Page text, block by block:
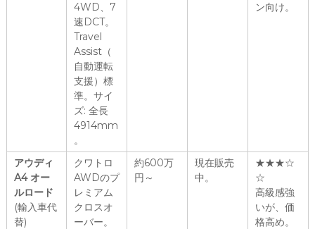
4WD、7
速DCT。
Travel
Assist（
自動運転
支援）標
準。サイ
ズ: 全長
4914mm
。
ン向け。
アウディ
A4 オー
ルロード
(輸入車代
替)
クワトロ
AWDのプ
レミアム
クロスオ
ーバー。
約600万
円～
現在販売
中。
★★★☆
☆
高級感強
いが、価
格高め。